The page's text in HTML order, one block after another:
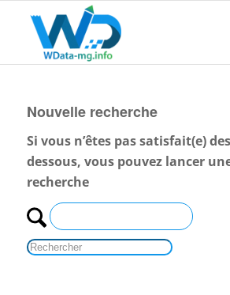
Nouvelle recherche
Si vous n’êtes pas satisfait(e)
dessous, vous pouvez lancer
recherche